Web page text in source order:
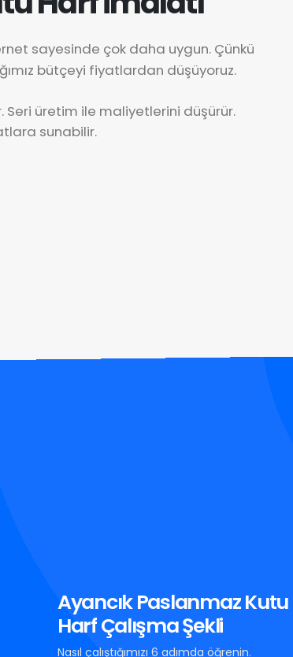
sayesinde çok daha uygun. Çünkü
bütçeyi fiyatlardan düşüyoruz.
Seri üretim ile maliyetlerini düşürür.
sunabilir.
Ayancık Paslanmaz Kutu
Harf Çalışma Şekli
Nasıl çalıştığımızı 6 adımda öğrenin.